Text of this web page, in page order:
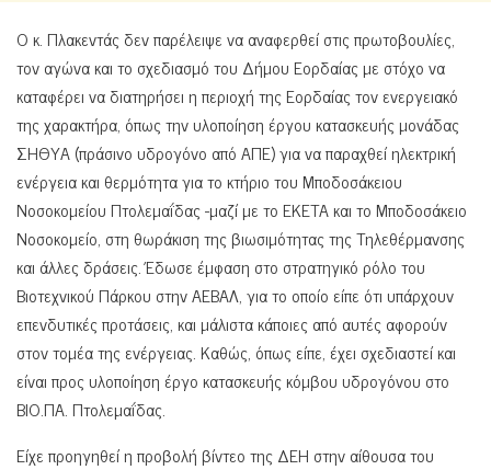
Ο κ. Πλακεντάς δεν παρέλειψε να αναφερθεί στις πρωτοβουλίες,
τον αγώνα και το σχεδιασμό του Δήμου Εορδαίας με στόχο να
καταφέρει να διατηρήσει η περιοχή της Εορδαίας τον ενεργειακό
της χαρακτήρα, όπως την υλοποίηση έργου κατασκευής μονάδας
ΣΗΘΥΑ (πράσινο υδρογόνο από ΑΠΕ) για να παραχθεί ηλεκτρική
ενέργεια και θερμότητα για το κτήριο του Μποδοσάκειου
Νοσοκομείου Πτολεμαΐδας -μαζί με το ΕΚΕΤΑ και το Μποδοσάκειο
Νοσοκομείο, στη θωράκιση της βιωσιμότητας της Τηλεθέρμανσης
και άλλες δράσεις. Έδωσε έμφαση στο στρατηγικό ρόλο του
Βιοτεχνικού Πάρκου στην ΑΕΒΑΛ, για το οποίο είπε ότι υπάρχουν
επενδυτικές προτάσεις, και μάλιστα κάποιες από αυτές αφορούν
στον τομέα της ενέργειας. Καθώς, όπως είπε, έχει σχεδιαστεί και
είναι προς υλοποίηση έργο κατασκευής κόμβου υδρογόνου στο
ΒΙΟ.ΠΑ. Πτολεμαΐδας.
Είχε προηγηθεί η προβολή βίντεο της ΔΕΗ στην αίθουσα του